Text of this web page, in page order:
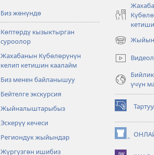
Биз жөнүндө
Көптөрдү кызыктырган
суроолор
Жахабанын Күбөлөрүнүн
келип кетишин каалайм
Биз менен байланышуу
Бейтелге экскурсия
Жыйналыштарыбыз
Эскерүү кечеси
Региондук жыйындар
Жүргүзгөн ишибиз
(жаңы
терезе
ачат)
үчүн
(жаңы
терезе
ачат)
(жаңы
терезе